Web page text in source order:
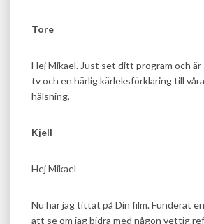
Tore
Hej Mikael. Just set ditt program och är
tv och en härlig kärleksförklaring till
hälsning,
Kjell
Hej Mikael
Nu har jag tittat på Din film. Funderat
att se om jag bidra med någon vettig